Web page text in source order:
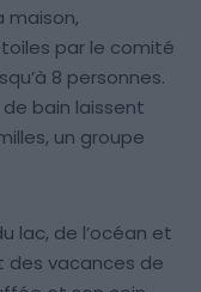
maison,
par le comité
8 personnes.
bain laissent
un groupe
lac, de l’océan et
des vacances de